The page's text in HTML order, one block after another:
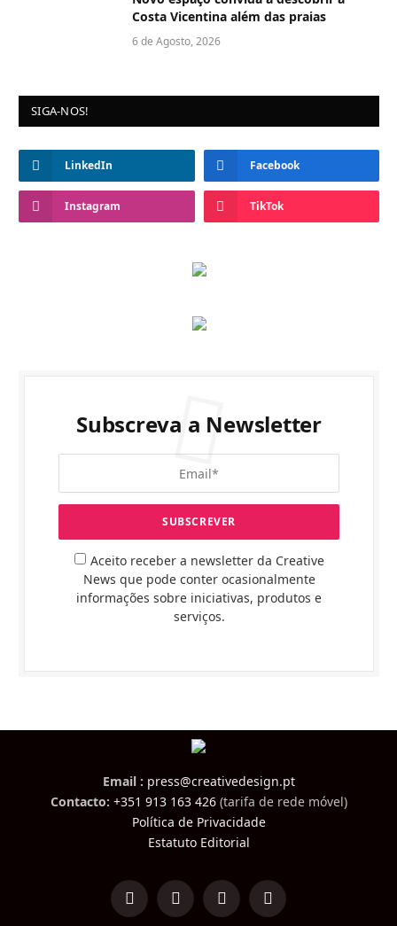
Costa Vicentina além das praias
6 de Agosto, 2026
SIGA-NOS!
LinkedIn Facebook
Instagram TikTok
Subscreva a Newsletter
Aceito receber a newsletter da Creative
News que pode conter ocasionalmente
informações sobre iniciativas, produtos e
serviços.
Email : press@creativedesign.pt
Contacto: +351 913 163 426(tarifa de rede móvel)
Política de Privacidade
Estatuto Editorial
LinkedInFacebookInstagramTikTok